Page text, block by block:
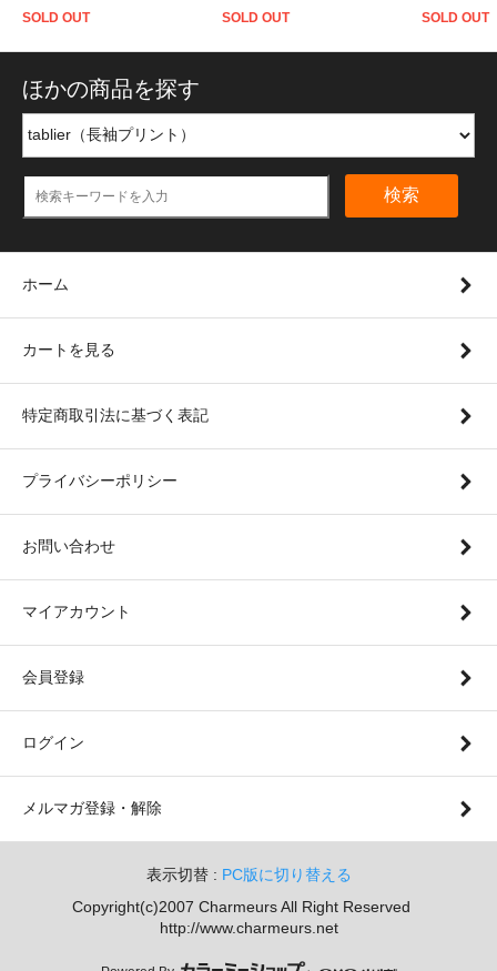
SOLD OUT
SOLD OUT
SOLD OUT
ほかの商品を探す
検索
ホーム
カートを見る
特定商取引法に基づく表記
プライバシーポリシー
お問い合わせ
マイアカウント
会員登録
ログイン
メルマガ登録・解除
表示切替 : PC版に切り替える
Copyright(c)2007 Charmeurs All Right Reserved
http://www.charmeurs.net